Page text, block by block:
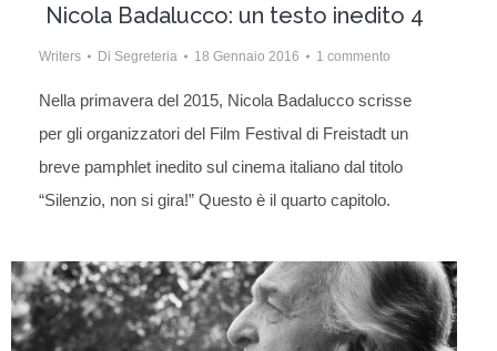
Nicola Badalucco: un testo inedito 4
Writers Di Segreteria 18 Gennaio 2016 1 commento
Nella primavera del 2015, Nicola Badalucco scrisse
per gli organizzatori del Film Festival di Freistadt un
breve pamphlet inedito sul cinema italiano dal titolo
“Silenzio, non si gira!” Questo è il quarto capitolo.